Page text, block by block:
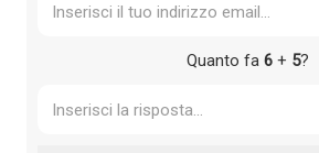
Quanto fa 6+ 5?